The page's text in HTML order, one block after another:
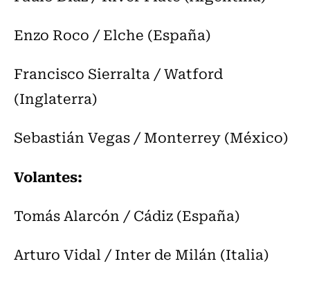
Enzo Roco / Elche (España)
Francisco Sierralta / Watford
(Inglaterra)
Sebastián Vegas / Monterrey (México)
Volantes:
Tomás Alarcón / Cádiz (España)
Arturo Vidal / Inter de Milán (Italia)